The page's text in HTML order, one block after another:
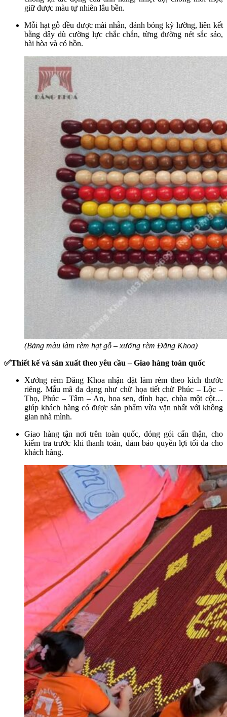
giữ được màu tự nhiên lâu bền.
Mỗi hạt gỗ đều được mài nhẵn, đánh bóng kỹ lưỡng, liên kết
bằng dây dù cường lực chắc chắn, từng đường nét sắc sảo,
hài hòa và có hồn.
(Bảng màu làm rèm hạt gỗ – xưởng rèm Đăng Khoa)
✅Thiết kế và sản xuất theo yêu cầu – Giao hàng toàn quốc
Xưởng rèm Đăng Khoa nhận đặt làm rèm theo kích thước
riêng. Mẫu mã đa dạng như chữ họa tiết chữ Phúc – Lộc –
Thọ, Phúc – Tâm – An, hoa sen, đỉnh hạc, chùa một cột…
giúp khách hàng có được sản phẩm vừa vặn nhất với không
gian nhà mình.
Giao hàng tận nơi trên toàn quốc, đóng gói cẩn thận, cho
kiểm tra trước khi thanh toán, đảm bảo quyền lợi tối đa cho
khách hàng.